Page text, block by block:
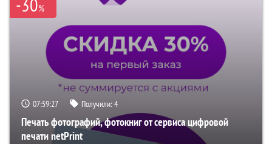
%
07:59:27 Получили:4
Печать фотографий, фотокниг от сервиса цифровой
печати netPrint